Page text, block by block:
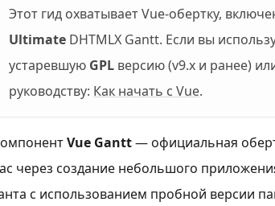
Этот гид охватывает Vue-обертку,
Ultimate DHTMLX Gantt. Если вы
устаревшую GPL версию (v9.x и ранее)
руководству: Как начать с Vue.
Vue Gantt— официальная
через создание небольшого
с использованием пробной версии